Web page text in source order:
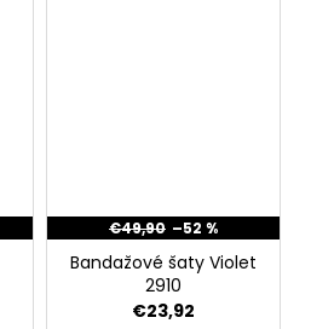
€49,90 –52 %
Bandažové šaty Violet
2910
€23,92